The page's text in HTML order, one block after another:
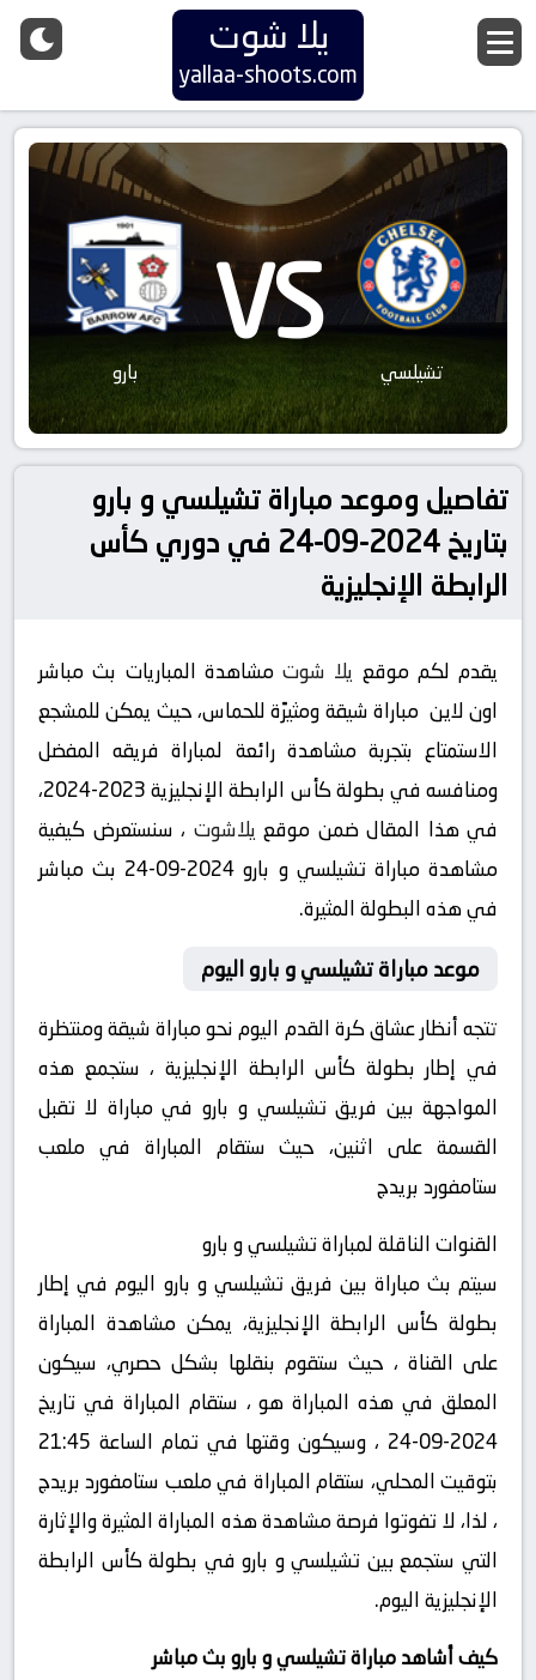
يلا شوت
yallaa-shoots.com
تشيلسي VS بارو
تفاصيل وموعد مباراة تشيلسي و بارو
بتاريخ 2024-09-24 في دوري كأس
الرابطة الإنجليزية
يقدم لكم موقع يلا شوت مشاهدة المباريات بث مباشر
اون لاين مباراة شيقة ومثيرًة للحماس، حيث يمكن للمشجع
الاستمتاع بتجربة مشاهدة رائعة لمباراة فريقه المفضل
ومنافسه في بطولة كأس الرابطة الإنجليزية 2023-2024،
في هذا المقال ضمن موقع يلاشوت ، سنستعرض كيفية
مشاهدة مباراة تشيلسي و بارو 2024-09-24 بث مباشر
في هذه البطولة المثيرة.
موعد مباراة تشيلسي و بارو اليوم
تتجه أنظار عشاق كرة القدم اليوم نحو مباراة شيقة ومنتظرة
في إطار بطولة كأس الرابطة الإنجليزية ، ستجمع هذه
المواجهة بين فريق تشيلسي و بارو في مباراة لا تقبل
القسمة على اثنين، حيث ستقام المباراة في ملعب
ستامفورد بريدج
القنوات الناقلة لمباراة تشيلسي و بارو
سيتم بث مباراة بين فريق تشيلسي و بارو اليوم في إطار
بطولة كأس الرابطة الإنجليزية، يمكن مشاهدة المباراة
على القناة ، حيث ستقوم بنقلها بشكل حصري، سيكون
المعلق في هذه المباراة هو ، ستقام المباراة في تاريخ
2024-09-24 ، وسيكون وقتها في تمام الساعة 21:45
بتوقيت المحلي، ستقام المباراة في ملعب ستامفورد بريدج
، لذا، لا تفوتوا فرصة مشاهدة هذه المباراة المثيرة والإثارة
التي ستجمع بين تشيلسي و بارو في بطولة كأس الرابطة
الإنجليزية اليوم.
كيف أشاهد مباراة تشيلسي و بارو بث مباشر